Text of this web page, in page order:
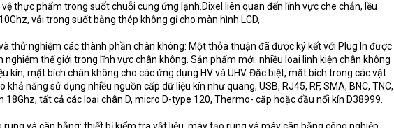
thực phẩm trong suốt chuỗi cung ứng lạnh.Dixel liên quan đến lĩnh vực che chắn, lều
vải trong suốt bằng thép không gỉ cho màn hình LCD,
thử nghiệm các thành phần chân không: Một thỏa thuận đã được ký kết với Plug In được
nghiệm thế giới trong lĩnh vực chân không. Sản phẩm mới: nhiều loại linh kiện chân không
kín, mặt bích chân không cho các ứng dụng HV và UHV. Đặc biệt, mặt bích trong các vật
khả năng sử dụng nhiều nguồn cấp dữ liệu kín như quang, USB, RJ45, RF, SMA, BNC, TNC,
18Ghz, tất cả các loại chân D, micro D-type 120, Thermo- cặp hoặc đầu nối kín D38999.